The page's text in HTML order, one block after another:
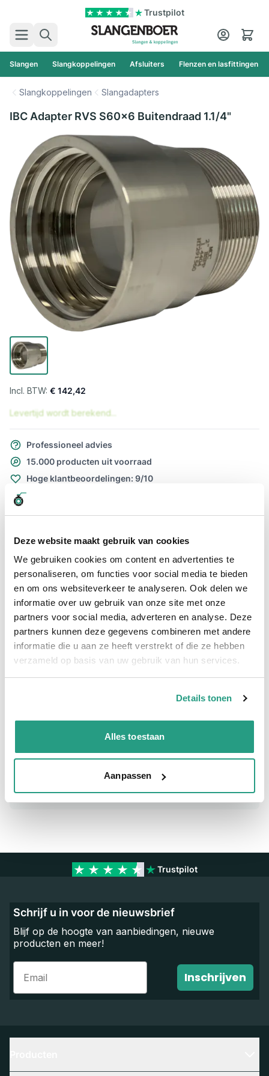
Deze website maakt gebruik van cookies
We gebruiken cookies om content en advertenties te
personaliseren, om functies voor social media te bieden
en om ons websiteverkeer te analyseren. Ook delen we
informatie over uw gebruik van onze site met onze
partners voor social media, adverteren en analyse. Deze
partners kunnen deze gegevens combineren met andere
informatie die u aan ze heeft verstrekt of die ze hebben
verzameld op basis van uw gebruik van hun services.
Details tonen
Alles toestaan
Aanpassen
Trustpilot
Zoek
Cart
Slangen Slangkoppelingen Afsluiters Flenzen en lasfittingen
Slangkoppelingen Slangadapters
IBC Adapter RVS S60x6 Buitendraad 1.1/4"
€ 142,42
Levertijd wordt berekend...
Professioneel advies
15.000 producten uit voorraad
Hoge klantbeoordelingen: 9/10
Plus- en minpunten Meer informatie
Plus- en minpunten
IBC adapter in RVS
Geschikt voor chemicaliën en de
voedingsmiddelenindustrie
Meer informatie
RVS
Neem contact met ons op
Trustpilot
Schrijf u in voor de nieuwsbrief
Blijf op de hoogte van aanbiedingen, nieuwe
producten en meer!
Email
Inschrijven